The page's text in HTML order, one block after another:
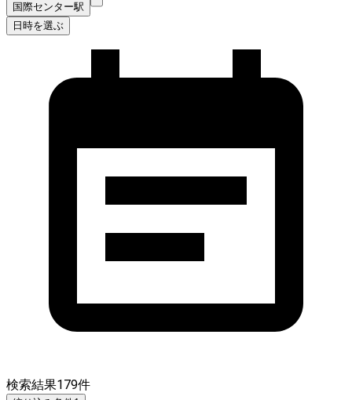
国際センター駅
日時を選ぶ
検索結果179件